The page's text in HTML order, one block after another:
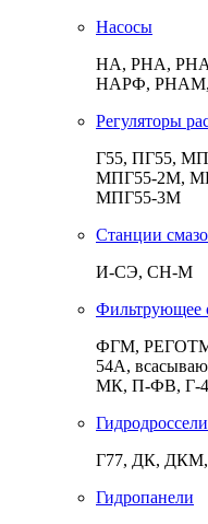
Насосы
НА, РНА,
НАРФ,
Регуляторы
Г55, ПГ55,
МПГ55-2М,
МПГ55-3М
Станции
И-СЭ, СН-М
Фильтрующее
ФГМ,
54А,
МК, П-ФВ, Г-
Гидродроссели
Г77, ДК,
Гидропанели